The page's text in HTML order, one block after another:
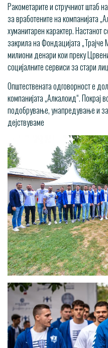
Ракометарите и стручниот штаб
за вработените на компанијата
хуманитарен карактер. Настанот
закрила на Фондацијата „Трајче
милиони денари кои преку
социјалните сервиси за стари
Општествената одговорност е
компанијата „Алкалоид“. Покрај
подобрување, унапредување и
дејствуваме